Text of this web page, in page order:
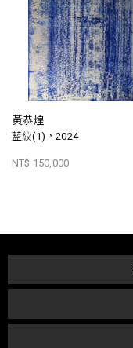
黃恭煌
藍紋(1)，2024
NT$ 150,000